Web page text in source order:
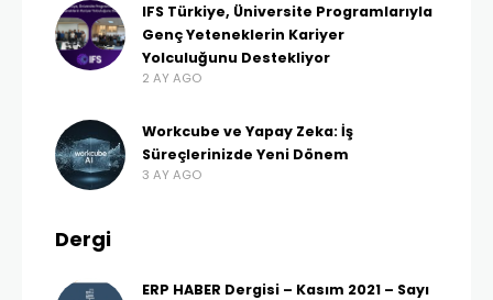
IFS Türkiye, Üniversite Programlarıyla
Genç Yeteneklerin Kariyer
Yolculuğunu Destekliyor
2 AY AGO
Workcube ve Yapay Zeka: İş
Süreçlerinizde Yeni Dönem
3 AY AGO
Dergi
ERP HABER Dergisi – Kasım 2021 – Sayı